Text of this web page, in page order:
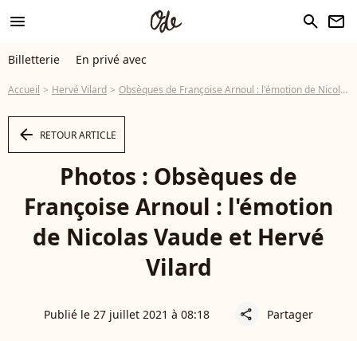
menu search newsletter
Billetterie En privé avec
Accueil Hervé Vilard Obsèques de Françoise Arnoul : l'émotion de Nicolas Vaude et Hervé Vilard
arrow_left RETOUR ARTICLE
Photos : Obsèques de
Françoise Arnoul : l'émotion
de Nicolas Vaude et Hervé
Vilard
Publié le 27 juillet 2021 à 08:18 share Partager